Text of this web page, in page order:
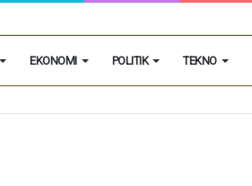
Kawasan Industri Serang Barat
EKONOMI POLITIK TEKNO